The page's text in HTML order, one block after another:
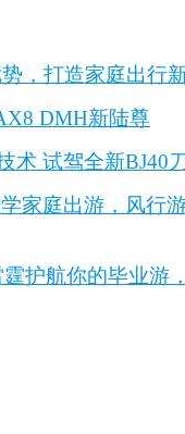
，打造家庭出行
DMH新陆尊
术 试驾全新BJ40
家庭出游，风行
护航你的毕业游